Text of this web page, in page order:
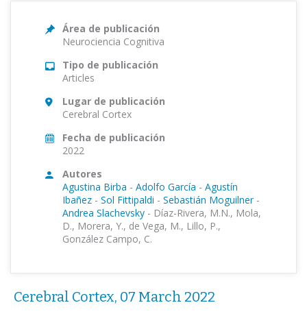
Área de publicación
Neurociencia Cognitiva
Tipo de publicación
Articles
Lugar de publicación
Cerebral Cortex
Fecha de publicación
2022
Autores
Agustina Birba - Adolfo García - Agustín
Ibañez - Sol Fittipaldi - Sebastián Moguilner -
Andrea Slachevsky - Díaz-Rivera, M.N., Mola,
D., Morera, Y., de Vega, M., Lillo, P.,
González Campo, C.
Cerebral Cortex, 07 March 2022